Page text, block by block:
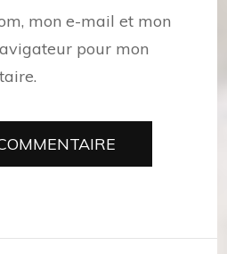
mon e-mail et mon
pour mon